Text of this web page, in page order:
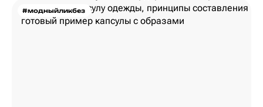
#модныйликбез